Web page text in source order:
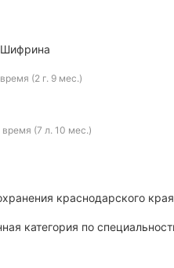
а
е
э
о
Шифрина
(2 г. 9 мес.)
время (7 л. 10 мес.)
краснодарского края